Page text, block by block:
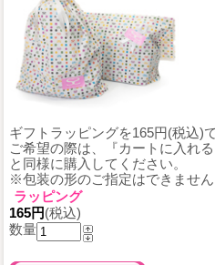
ギフトラッピングを165円(税込)
ご希望の際は、『カートに入れ
と同様に購入してください。
※包装の形のご指定はできません
ラッピング
165円(税込)
数量